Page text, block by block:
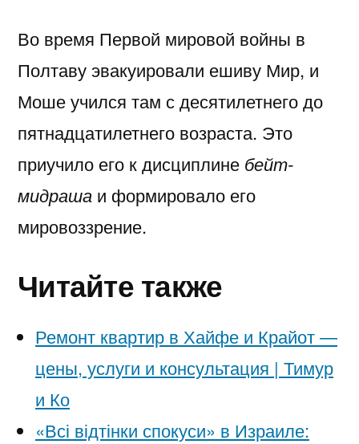
Во время Первой мировой войны в
Полтаву эвакуировали ешиву Мир, и
Моше учился там с десятилетнего до
пятнадцатилетнего возраста. Это
приучило его к дисциплине бейт-
мидраша и формировало его
мировоззрение.
Читайте также
Ремонт квартир в Хайфе и Крайот —
цены, услуги и консультация | Тимур
и Ко
«Всі відтінки спокуси» в Израиле: